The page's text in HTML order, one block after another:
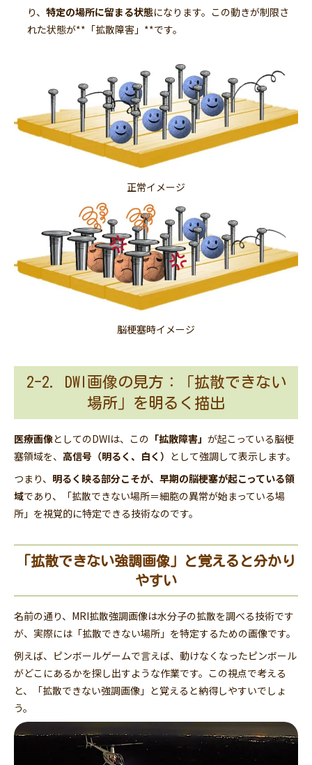
り、 特定の場所に留まる状態になります。この動きが制限さ
れた状態が**「拡散障害」**です。
正常イメージ
脳梗塞時イメージ
2-2. DWI画像の見方：「拡散できない
場所」を明るく描出
医療画像としてのDWIは、この 「拡散障害」 が起こっている脳梗
塞領域を、 高信号（明るく、白く） として強調して表示します。
つまり、 明るく映る部分こそが、早期の脳梗塞が起こっている領
域であり、「拡散できない場所＝細胞の異常が始まっている場
所」を視覚的に特定できる技術なのです。
「拡散できない強調画像」と覚えると分かり
やすい
名前の通り、MRI拡散強調画像は水分子の拡散を調べる技術です
が、実際には「拡散できない場所」を特定するための画像です。
例えば、ピンボールゲームで言えば、動けなくなったピンボール
がどこにあるかを探し出すような作業です。この視点で考える
と、「拡散できない強調画像」と覚えると納得しやすいでしょ
う。